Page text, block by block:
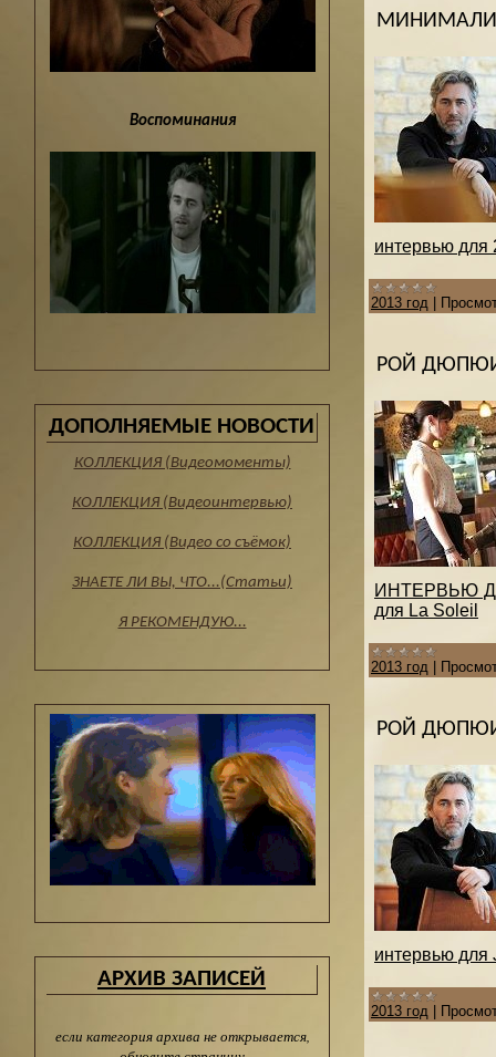
Воспоминания
ДОПОЛНЯЕМЫЕ НОВОСТИ
КОЛЛЕКЦИЯ (Видеомоменты)
КОЛЛЕКЦИЯ (Видеоинтервью)
КОЛЛЕКЦИЯ (Видео со съёмок)
ЗНАЕТЕ ЛИ ВЫ, ЧТО...(Статьи)
Я РЕКОМЕНДУЮ...
АРХИВ ЗАПИСЕЙ
если категория архива не открывается,
интервью для
2013 год
РОЙ
ИНТЕРВЬЮ
для La Soleil
2013 год
РОЙ ДЮПЮИ
интервью для
2013 год